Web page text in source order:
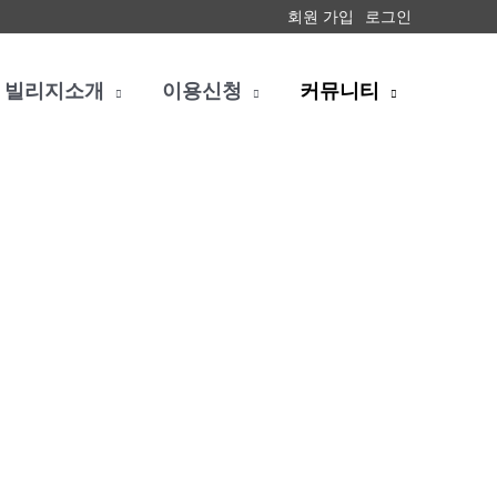
회원 가입 로그인
빌리지소개 이용신청 커뮤니티